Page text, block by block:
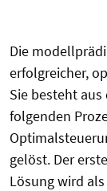
Die
erfolgreicher,
Sie besteht
folgenden
gelöst. Der
Lösung wird